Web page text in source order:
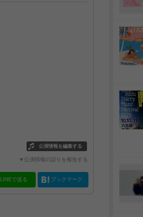
公演情報を編集する
▼公演情報の誤りを報告する
LINEで送る ブックマーク